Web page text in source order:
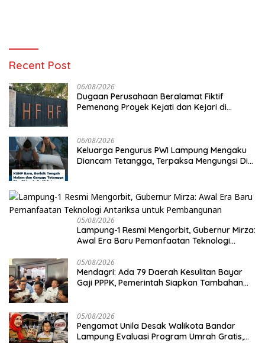
Recent Post
06/08/2026
Dugaan Perusahaan Beralamat Fiktif
Pemenang Proyek Kejati dan Kejari di
Disorot
06/08/2026
Keluarga Pengurus PWI Lampung Mengaku
Diancam Tetangga, Terpaksa Mengungsi Dini
05/08/2026
Lampung-1 Resmi Mengorbit, Gubernur Mirza:
Awal Era Baru Pemanfaatan Teknologi
05/08/2026
Mendagri: Ada 79 Daerah Kesulitan Bayar
Gaji PPPK, Pemerintah Siapkan Tambahan
05/08/2026
Pengamat Unila Desak Walikota Bandar
Lampung Evaluasi Program Umrah Gratis,